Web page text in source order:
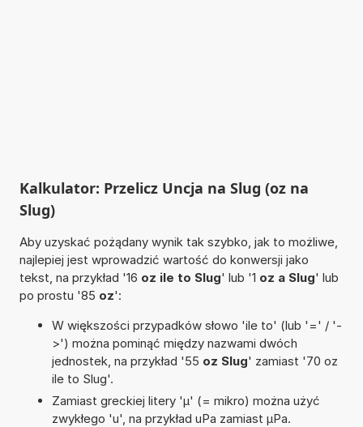
Kalkulator: Przelicz Uncja na Slug (oz na
Slug)
Aby uzyskać pożądany wynik tak szybko, jak to możliwe,
najlepiej jest wprowadzić wartość do konwersji jako
tekst, na przykład '16 oz ile to Slug' lub '1 oz a Slug' lub
po prostu '85 oz':
W większości przypadków słowo 'ile to' (lub '=' / '-
>') można pominąć między nazwami dwóch
jednostek, na przykład '55 oz Slug' zamiast '70 oz
ile to Slug'.
Zamiast greckiej litery 'µ' (= mikro) można użyć
zwykłego 'u', na przykład uPa zamiast µPa.